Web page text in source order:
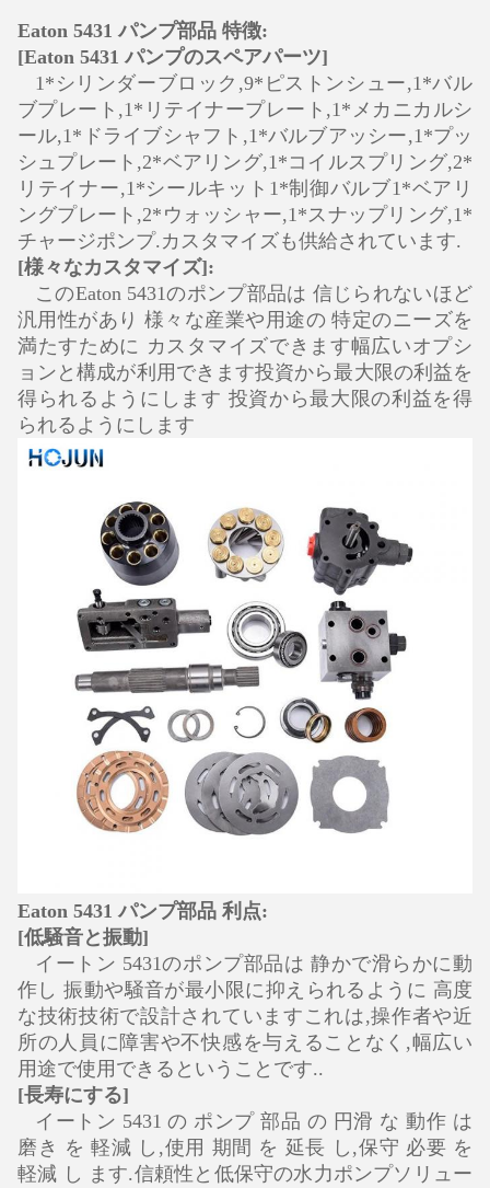
Eaton 5431 パンプ部品 特徴:
[Eaton 5431 パンプのスペアパーツ]
1*シリンダーブロック,9*ピストンシュー,1*バル
ブプレート,1*リテイナープレート,1*メカニカルシ
ール,1*ドライブシャフト,1*バルブアッシー,1*プッ
シュプレート,2*ベアリング,1*コイルスプリング,2*
リテイナー,1*シールキット1*制御バルブ1*ベアリ
ングプレート,2*ウォッシャー,1*スナップリング,1*
チャージポンプ.カスタマイズも供給されています.
[様々なカスタマイズ]:
このEaton 5431のポンプ部品は 信じられないほど
汎用性があり 様々な産業や用途の 特定のニーズを
満たすために カスタマイズできます幅広いオプシ
ョンと構成が利用できます投資から最大限の利益を
得られるようにします 投資から最大限の利益を得
られるようにします
Eaton 5431 パンプ部品 利点:
[低騒音と振動]
イートン 5431のポンプ部品は 静かで滑らかに動
作し 振動や騒音が最小限に抑えられるように 高度
な技術技術で設計されていますこれは,操作者や近
所の人員に障害や不快感を与えることなく,幅広い
用途で使用できるということです..
[長寿にする]
イートン 5431 の ポンプ 部品 の 円滑 な 動作 は
磨き を 軽減 し,使用 期間 を 延長 し,保守 必要 を
軽減 し ます.信頼性と低保守の水力ポンプソリュー